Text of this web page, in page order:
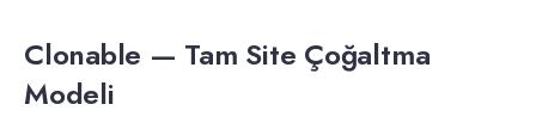
Clonable — Tam Site Çoğaltma
Modeli